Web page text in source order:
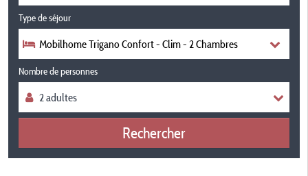
Type de séjour
Mobilhome Trigano Confort - Clim - 2 Chambres
Nombre de personnes
Rechercher